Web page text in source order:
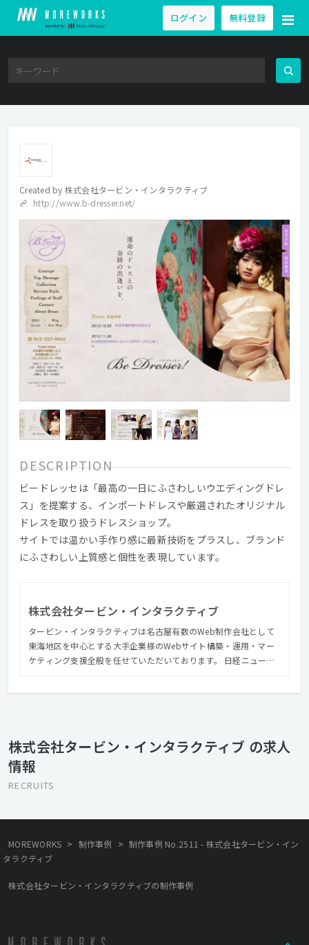
ログイン 無料登録
Created by 株式会社タービン・インタラクティブ
http://www.b-dresser.net/
DESCRIPTION
ビードレッセは「最高の一日にふさわしいウエディングドレ
ス」を提案する、インポートドレスや厳選されたオリジナル
ドレスを取り扱うドレスショップ。
サイトでは温かい手作り感に最新技術をプラスし、ブランド
にふさわしい上質感と個性を表現しています。
株式会社タービン・インタラクティブ
タービン・インタラクティブは名古屋有数のWeb制作会社として
東海地区を中心とする大手企業様のWebサイト構築・運用・マー
ケティング支援全般を任せていただいております。 日経ニューオ
マッサージが受けられるユニークなリラクゼーションサービスを
導入するなど、働き心地を日々研究しています。 働き心地を大切
に、家族的で安心して長く働ける、新しいWeb会社を目指してい
ます。
株式会社タービン・インタラクティブ の求人
情報
RECRUITS
MOREWORKS > 制作事例 > 制作事例 No.2511 - 株式会社タービン・イン
タラクティブ
株式会社タービン・インタラクティブの制作事例